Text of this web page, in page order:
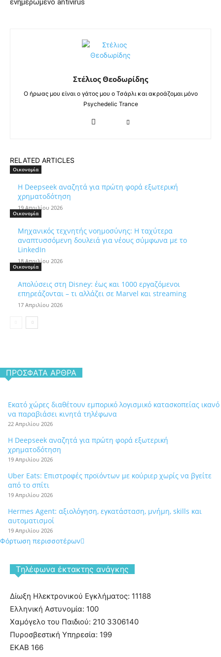
ενημερωμένο antivirus
Στέλιος Θεοδωρίδης
Ο ήρωας μου είναι ο γάτος μου ο Τσάρλι και ακροάζομαι μόνο
Psychedelic Trance
RELATED ARTICLES
Οικονομία
Η Deepseek αναζητά για πρώτη φορά εξωτερική
χρηματοδότηση
19 Απριλίου 2026
Οικονομία
Μηχανικός τεχνητής νοημοσύνης: Η ταχύτερα
αναπτυσσόμενη δουλειά για νέους σύμφωνα με το
LinkedIn
18 Απριλίου 2026
Οικονομία
Απολύσεις στη Disney: έως και 1000 εργαζόμενοι
επηρεάζονται – τι αλλάζει σε Marvel και streaming
17 Απριλίου 2026
ΠΡΌΣΦΑΤΑ ΆΡΘΡΑ
Εκατό χώρες διαθέτουν εμπορικό λογισμικό κατασκοπείας ικανό
να παραβιάσει κινητά τηλέφωνα
22 Απριλίου 2026
Η Deepseek αναζητά για πρώτη φορά εξωτερική
χρηματοδότηση
19 Απριλίου 2026
Uber Eats: Επιστροφές προϊόντων με κούριερ χωρίς να βγείτε
από το σπίτι
19 Απριλίου 2026
Hermes Agent: αξιολόγηση, εγκατάσταση, μνήμη, skills και
αυτοματισμοί
19 Απριλίου 2026
Φόρτωση περισσοτέρων
Tηλέφωνα έκτακτης ανάγκης
Δίωξη Ηλεκτρονικού Εγκλήματος: 11188
Ελληνική Αστυνομία: 100
Χαμόγελο του Παιδιού: 210 3306140
Πυροσβεστική Υπηρεσία: 199
ΕΚΑΒ 166